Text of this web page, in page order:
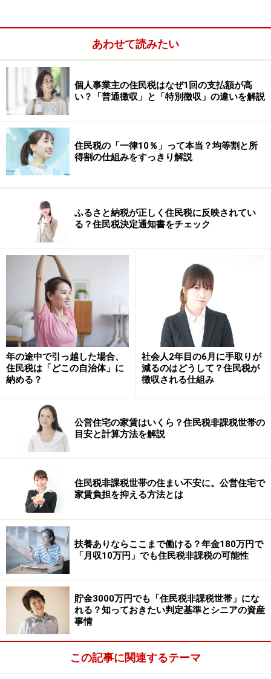
（２）収入から経費を引いて所得を計算
続いて、1年間の収入から、かかった経費を差し引い
て、所得を計算します。「所得＝収入－経費」と考えま
す。もし個人でお店を開いているとしたら、売上から仕
入れ代金や店舗の家賃などさまざまな必要経費を差し引
いた、儲けの部分が所得になります。所得税はこの儲け
の部分に対してだけかかることになります。
会社勤めをしている人も、仕事用のスーツや靴、本を買
うなど何かしら仕事のための支出をしていると思いま
す。すべて領収書を集めて経費を計算すると大変なの
で、会社員やアルバイトなどの給与所得者には、みなし
経費として
「給与所得控除」が認められています。給与
所得控除は年間65万円以上の金額が、年収に応じて決め
られています。
会社員の経費として給与所得控除が差し引ける
あわせて読みたい
個人事業主の住民税はなぜ1回の支払額が高
い？「普通徴収」と「特別徴収」の違いを解説
住民税の「一律10％」って本当？均等割と所
得割の仕組みをすっきり解説
ふるさと納税が正しく住民税に反映されてい
る？住民税決定通知書をチェック
年の途中で引っ越した場合、
住民税は「どこの自治体」に
納める？
社会人2年目の6月に手取りが
減るのはどうして？住民税が
徴収される仕組み
公営住宅の家賃はいくら？住民税非課税世帯の
目安と計算方法を解説
住民税非課税世帯の住まい不安に。公営住宅で
家賃負担を抑える方法とは
扶養ありならここまで働ける？年金180万円で
「月収10万円」でも住民税非課税の可能性
貯金3000万円でも「住民税非課税世帯」にな
れる？知っておきたい判定基準とシニアの資産
事情
この記事に関連するテーマ